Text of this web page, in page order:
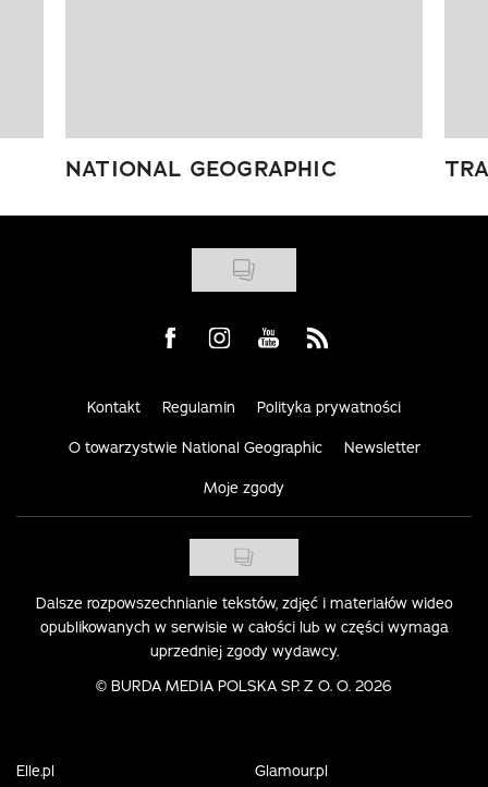
NATIONAL GEOGRAPHIC
Visit us on Facebook
Visit us on Instagram
Visit us on Youtube
Visit us on Rss
Kontakt Regulamin Polityka prywatności
O towarzystwie National Geographic Newsletter
Moje zgody
Dalsze rozpowszechnianie tekstów, zdjęć i materiałów wideo
opublikowanych w serwisie w całości lub w części wymaga
uprzedniej zgody wydawcy.
© BURDA MEDIA POLSKA SP. Z O. O. 2026
Elle.pl
Glamour.pl